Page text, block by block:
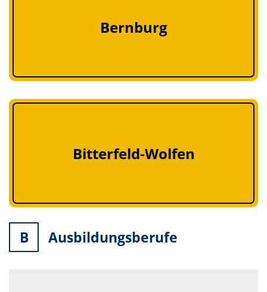
Bernburg
Bitterfeld-Wolfen
B Ausbildungsberufe